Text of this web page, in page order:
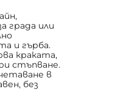
града или
и гърба.
краката,
стъпване.
в
без